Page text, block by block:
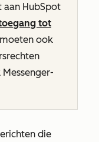
aan HubSpot
tot
moeten ook
die